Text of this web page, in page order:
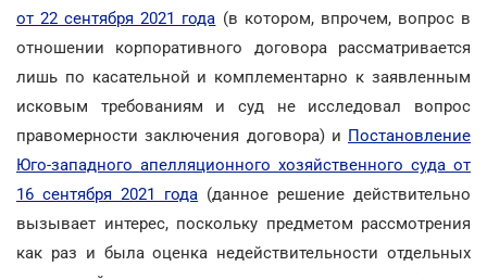
от 22 сентября 2021 года (в котором, впрочем, вопрос в
отношении корпоративного договора рассматривается
лишь по касательной и комплементарно к заявленным
исковым требованиям и суд не исследовал вопрос
правомерности заключения договора) и Постановление
Юго-западного апелляционного хозяйственного суда от
16 сентября 2021 года (данное решение действительно
вызывает интерес, поскольку предметом рассмотрения
как раз и была оценка недействительности отдельных